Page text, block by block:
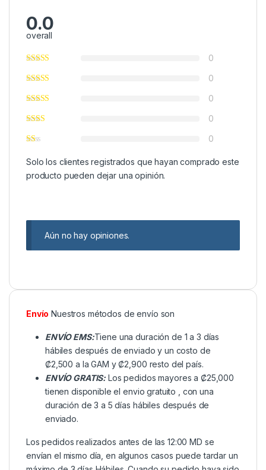
0.0
overall
0
0
0
0
0
Solo los clientes registrados que hayan comprado este
producto pueden dejar una opinión.
Aún no hay opiniones.
Envío Nuestros métodos de envío son
ENVÍO EMS:Tiene una duración de 1 a 3 días
hábiles después de enviado y un costo de
₡2,500 a la GAM y ₡2,900 resto del país.
ENVÍO GRATIS: Los pedidos mayores a ₡25,000
tienen disponible el envio gratuito , con una
duración de 3 a 5 días hábiles después de
enviado.
Los pedidos realizados antes de las 12:00 MD se
envían el mismo día, en algunos casos puede tardar un